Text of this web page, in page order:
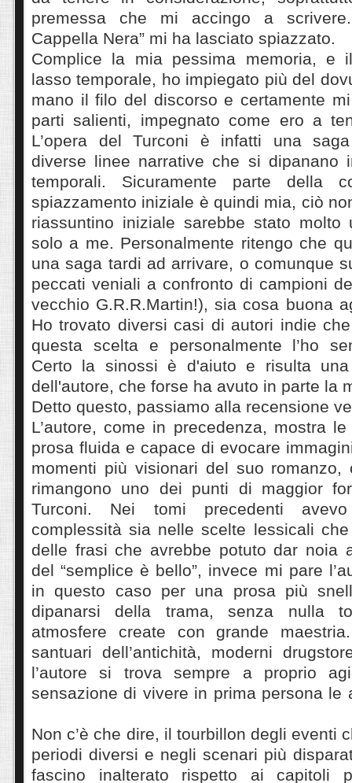
premessa che mi accingo a
Cappella Nera” mi ha lasciato spiazzato.
Complice la mia pessima memoria, e
lasso temporale, ho impiegato più del
mano il filo del discorso e certamente
parti salienti, impegnato come ero a
L’opera del Turconi è infatti una
diverse linee narrative che si dipanano
temporali. Sicuramente parte della
spiazzamento iniziale è quindi mia, ciò
riassuntino iniziale sarebbe stato
solo a me. Personalmente ritengo che
una saga tardi ad arrivare, o comunque
peccati veniali a confronto di campioni
vecchio G.R.R.Martin!), sia cosa buona
Ho trovato diversi casi di autori indie
questa scelta e personalmente l’ho
Certo la sinossi è d'aiuto e risulta una
dell'autore, che forse ha avuto in parte la
Detto questo, passiamo alla recensione
L’autore, come in precedenza, mostra
prosa fluida e capace di evocare
momenti più visionari del suo
rimangono uno dei punti di maggior
Turconi. Nei tomi precedenti
complessità sia nelle scelte lessicali
delle frasi che avrebbe potuto dar noia
del “semplice è bello”, invece mi pare
in questo caso per una prosa più
dipanarsi della trama, senza nulla
atmosfere create con grande
santuari dell’antichità, moderni
l’autore si trova sempre a proprio
sensazione di vivere in prima persona le
Non c’è che dire, il tourbillon degli eventi
periodi diversi e negli scenari più
fascino inalterato rispetto ai capitoli